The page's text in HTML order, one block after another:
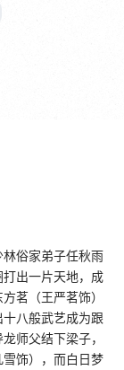
俗家弟子任秋雨
打出一片天地，成
茗（王严茗饰）
八般武艺成为跟
师父结下梁子，
饰），而白日梦